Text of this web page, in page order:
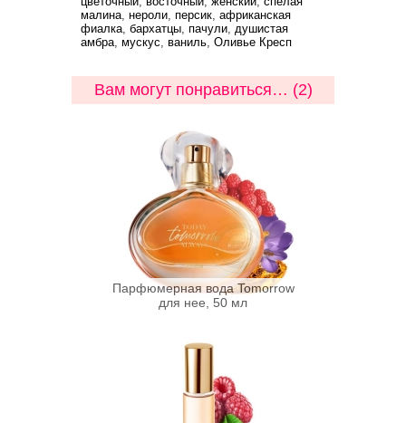
малина, нероли, персик, африканская
фиалка, бархатцы, пачули, душистая
амбра, мускус, ваниль, Оливье Кресп
Вам могут понравиться… (2)
Парфюмерная вода Tomorrow
для нее, 50 мл